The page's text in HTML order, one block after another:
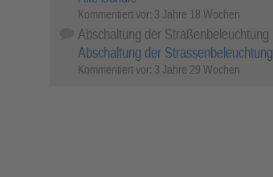
Kommentiert vor: 3 Jahre 18 Wochen
Abschaltung der Straßenbeleuchtung
Abschaltung der Strassenbeleuchtung
Kommentiert vor: 3 Jahre 29 Wochen